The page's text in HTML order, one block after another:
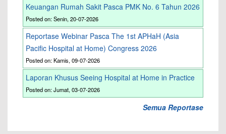
Keuangan Rumah Sakit Pasca PMK No. 6 Tahun 2026
Posted on: Senin, 20-07-2026
Reportase Webinar Pasca The 1st APHaH (Asia
Pacific Hospital at Home) Congress 2026
Posted on: Kamis, 09-07-2026
Laporan Khusus Seeing Hospital at Home in Practice
Posted on: Jumat, 03-07-2026
Semua Reportase